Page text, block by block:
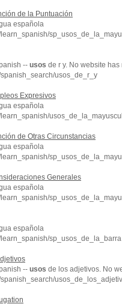
de la Puntuación
española
learn_spanish/
-- usos de r y. No website
usos_de_r_y
Expresivos
española
learn_spanish/
de Otras Circunstancias
española
learn_spanish/
Generales
española
learn_spanish/
española
sp_usos_de_la_barra
-- usos de los adjetivos. No